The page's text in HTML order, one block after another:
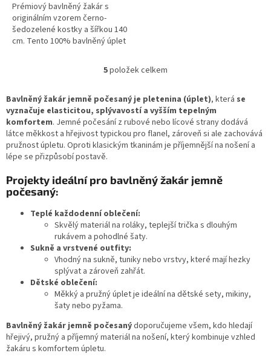
Prémiový bavlněný žakár s
originálním vzorem černo-
šedozelené kostky a šířkou 140
cm. Tento 100% bavlněný úplet
vyniká svou hřejivostí a velmi...
O
l
á
d
a
c
r
y
v
ý
i
s
5položek celkem
Bavlněný žakár jemně počesaný je pletenina (úplet), která se
vyznačuje elasticitou, splývavostí a vyšším tepelným
komfortem. Jemné počesání z rubové nebo lícové strany dodává
látce měkkost a hřejivost typickou pro flanel, zároveň si ale zachovává
pružnost úpletu. Oproti klasickým tkaninám je příjemnější na nošení a
lépe se přizpůsobí postavě.
Projekty ideální pro bavlněný žakár jemně
počesaný:
Teplé každodenní oblečení:
Skvělý materiál na roláky, teplejší trička s dlouhým
rukávem a pohodlné šaty.
Sukně a vrstvené outfity:
Vhodný na sukně, tuniky nebo vrstvy, které mají hezky
splývat a zároveň zahřát.
Dětské oblečení:
Měkký a pružný úplet je ideální na dětské sety, mikiny,
šaty nebo pyžama.
Bavlněný žakár jemně počesanýdoporučujeme všem, kdo hledají
hřejivý, pružný a příjemný materiál na nošení, který kombinuje vzhled
žakáru s komfortem úpletu.